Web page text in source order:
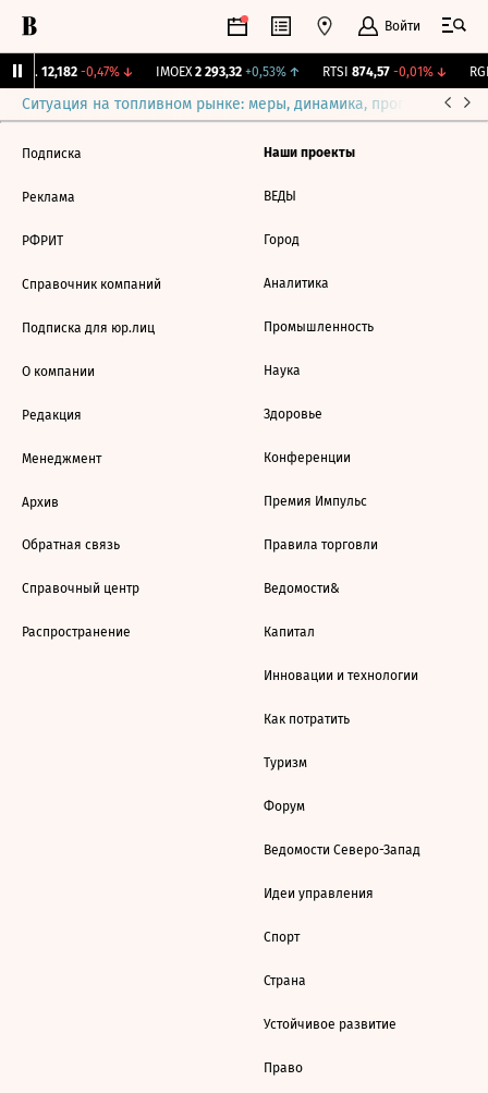
Войти
12,182 -0,47%↓ IMOEX 2 293,32 +0,53%↑ RTSI 874,57 -0,01%↓
Ситуация на топливном рынке: меры, динамика, прогнозы
Подписка
Реклама
РФРИТ
Справочник компаний
Подписка для юр.лиц
О компании
Редакция
Менеджмент
Архив
Обратная связь
Справочный центр
Распространение
Наши проекты
ВЕДЫ
Город
Аналитика
Промышленность
Наука
Здоровье
Конференции
Премия Импульс
Правила торговли
Ведомости&
Капитал
Инновации и технологии
Как потратить
Туризм
Форум
Ведомости Северо-Запад
Идеи управления
Спорт
Страна
Устойчивое развитие
Право